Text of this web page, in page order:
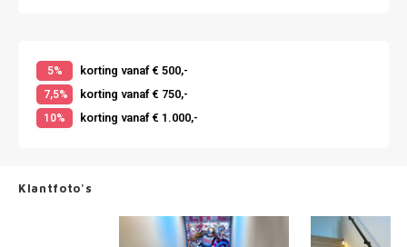
5% korting vanaf € 500,-
7,5% korting vanaf € 750,-
10% korting vanaf € 1.000,-
Klantfoto's